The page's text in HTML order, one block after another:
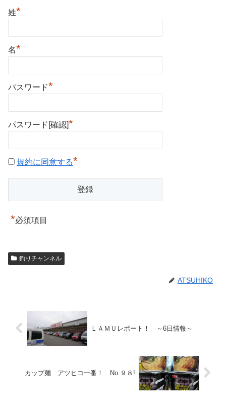
姓*
名*
パスワード*
パスワード[確認]*
規約に同意する*
*必須項目
釣りチャンネル
ATSUHIKO
ＬＡＭＵレポート！ ～6日情報～
カップ麺 アツヒコ一番！ No.９８!